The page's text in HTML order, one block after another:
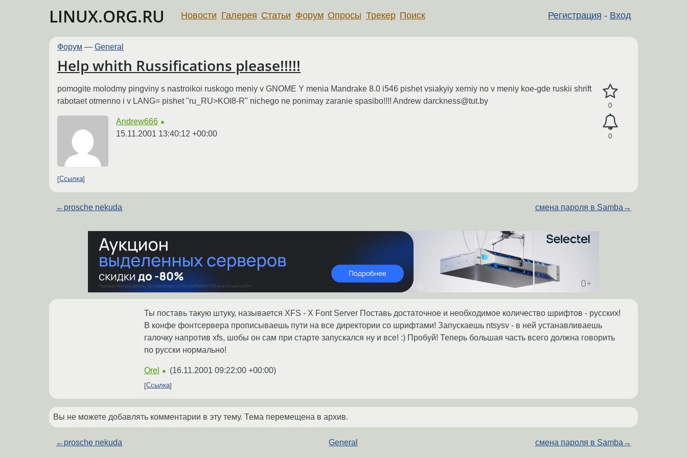
LINUX.ORG.RU Регистрация - Вход
Новости Галерея Статьи Форум Опросы Трекер Поиск
Форум — General
Help whith Russifications please!!!!!
0
0
pomogite molodmy pingviny s nastroikoi ruskogo meniy v GNOME Y menia Mandrake 8.0 i546 pishet vsiakyiy xerniy no v meniy koe-gde ruskii shrift
rabotaet otmenno i v LANG= pishet "ru_RU>KOI8-R" nichego ne ponimay zaranie spasibo!!!! Andrew darckness@tut.by
Andrew666 ★
15.11.2001 13:40:12 +00:00
Ссылка
← prosche nekuda смена пароля в Samba →
Ты поставь такую штуку, называется XFS - X Font Server Поставь достаточное и необходимое количество шрифтов - русских!
В конфе фонтсервера прописываешь пути на все директории со шрифтами! Запускаешь ntsysv - в ней устанавливаешь
галочку напротив xfs, шобы он сам при старте запускался ну и все! :) Пробуй! Теперь большая часть всего должна говорить
по русски нормально!
Orel ★ (16.11.2001 09:22:00 +00:00)
Ссылка
Вы не можете добавлять комментарии в эту тему. Тема перемещена в архив.
← prosche nekuda General смена пароля в Samba →